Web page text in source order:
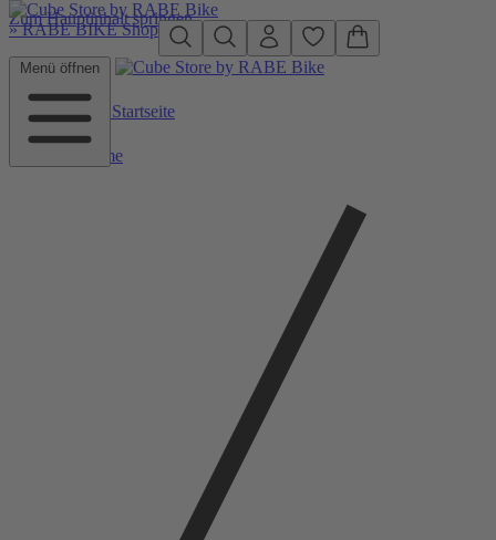
Zum Hauptinhalt springen
»RABE BIKE Shop
Menü öffnen
Zurück zu Startseite
Home